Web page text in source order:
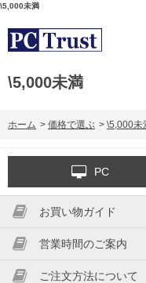
\5,000未満
\5,000未満
ホーム > 価格で選ぶ > \5,000未
PC
お買い物ガイド
営業時間のご案内
ご注文方法について